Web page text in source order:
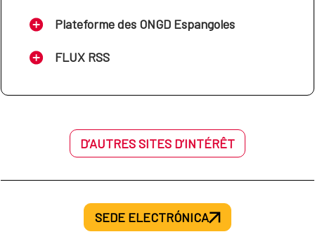
Plateforme des ONGD Espangoles
FLUX RSS
D’AUTRES SITES D’INTÉRÊT
SEDE ELECTRÓNICA